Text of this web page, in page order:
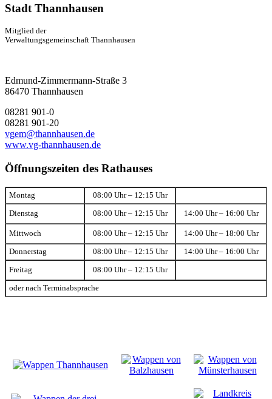
Stadt Thannhausen
Mitglied der
Verwaltungsgemeinschaft Thannhausen
Edmund-Zimmermann-Straße 3
86470 Thannhausen
08281 901-0
08281 901-20
vgem@thannhausen.de
www.vg-thannhausen.de
Öffnungszeiten des Rathauses
Montag 08:00 Uhr – 12:15 Uhr
Dienstag 08:00 Uhr – 12:15 Uhr 14:00 Uhr – 16:00 Uhr
Mittwoch 08:00 Uhr – 12:15 Uhr 14:00 Uhr – 18:00 Uhr
Donnerstag 08:00 Uhr – 12:15 Uhr 14:00 Uhr – 16:00 Uhr
Freitag 08:00 Uhr – 12:15 Uhr
oder nach Terminabsprache